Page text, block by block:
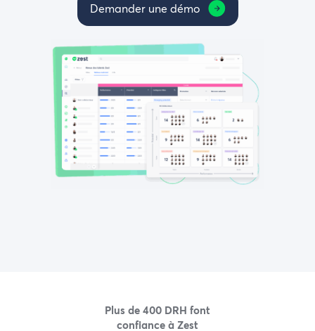
Demander une démo
Plus de 400 DRH font
confiance à Zest